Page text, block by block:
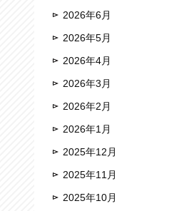
2026年6月
2026年5月
2026年4月
2026年3月
2026年2月
2026年1月
2025年12月
2025年11月
2025年10月